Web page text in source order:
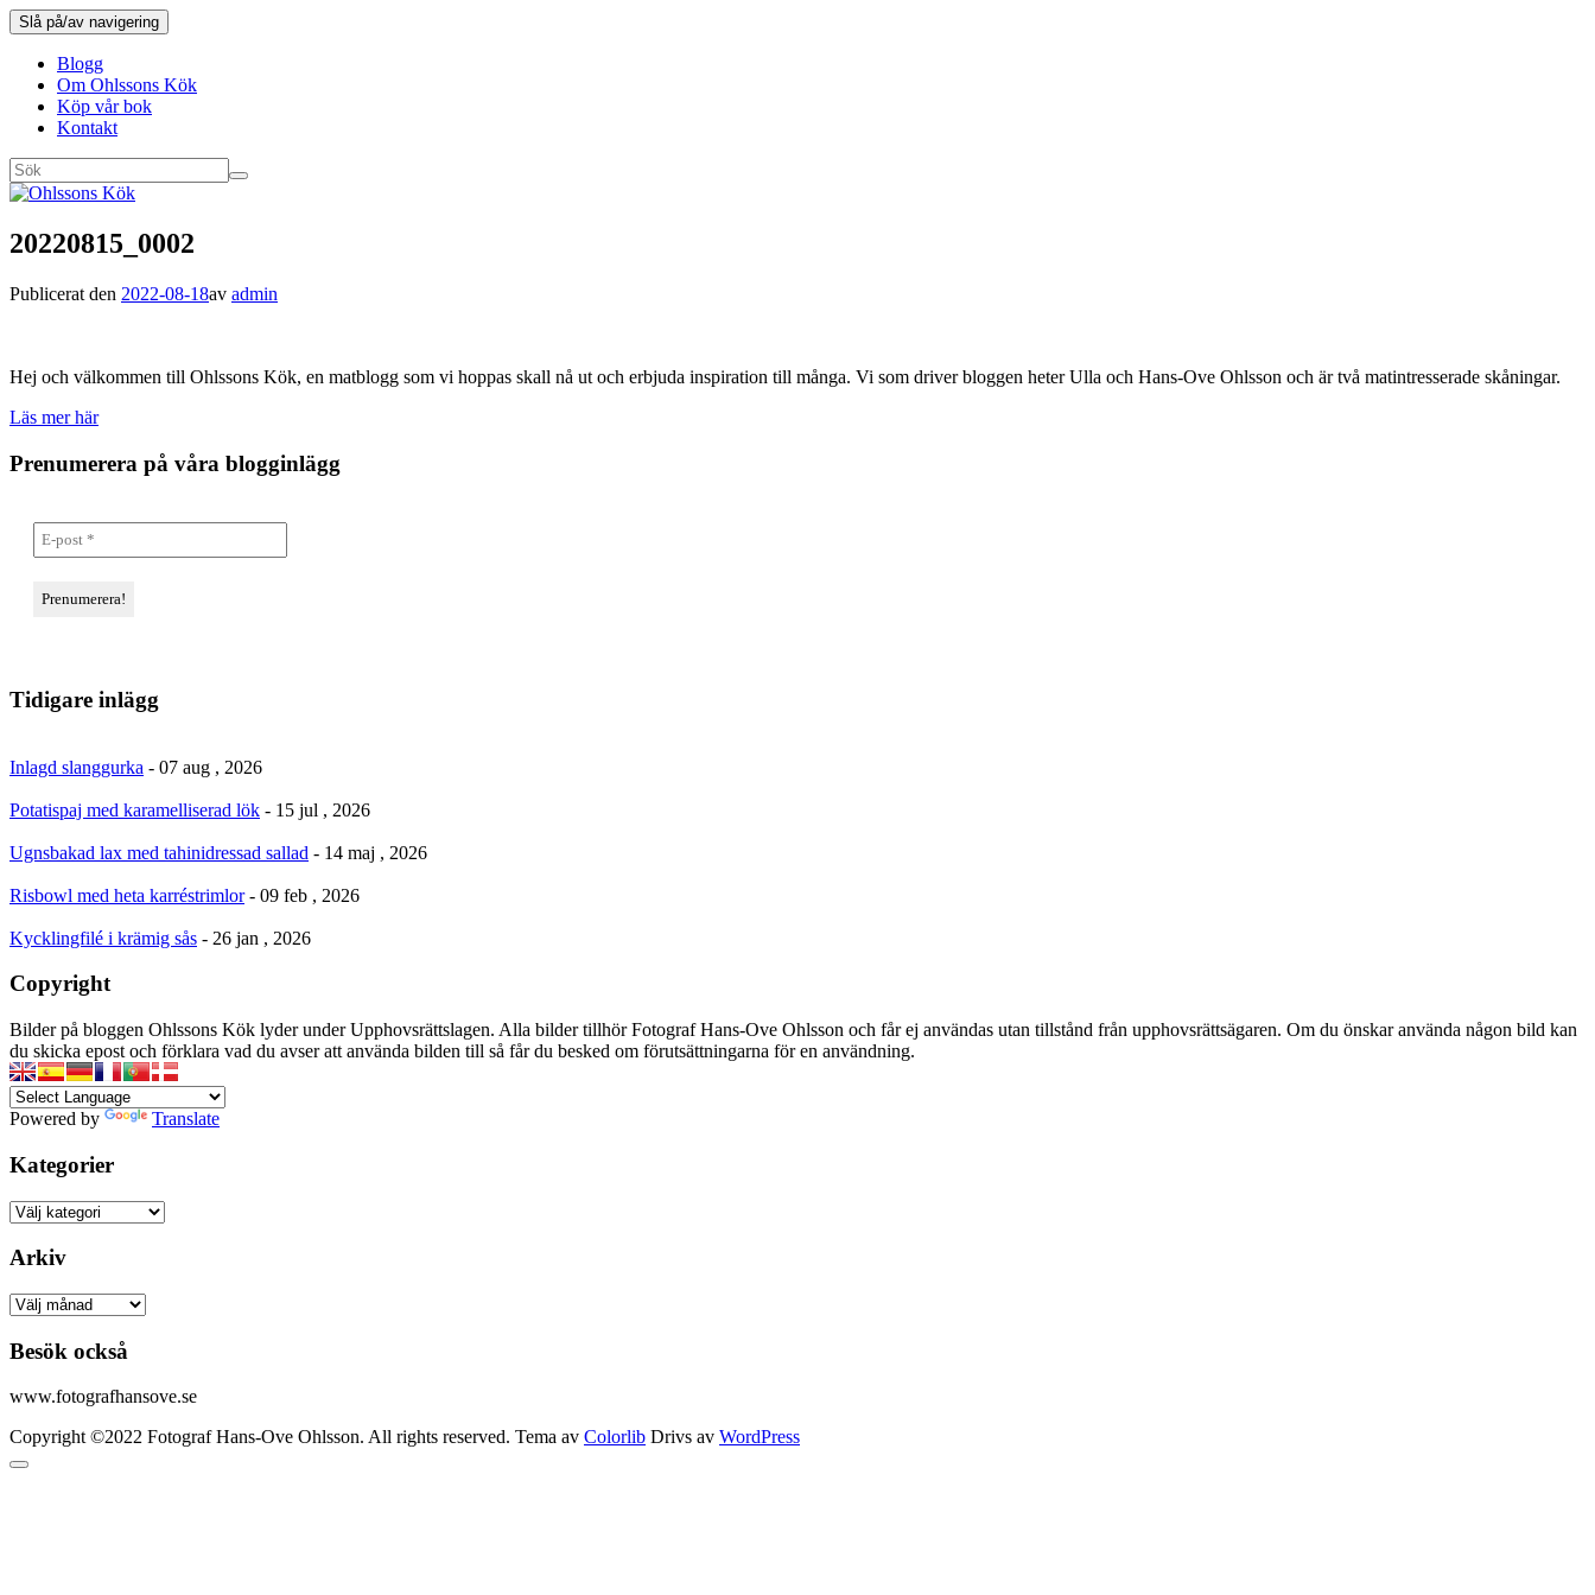
Slå på/av navigering
Blogg
Om Ohlssons Kök
Köp vår bok
Kontakt
20220815_0002
Publicerat den 2022-08-18av admin
Hej och välkommen till Ohlssons Kök, en matblogg som vi hoppas skall nå ut och erbjuda inspiration till många. Vi som driver bloggen heter Ulla och Hans-Ove Ohlsson och är två matintresserade skåningar.
Läs mer här
Prenumerera på våra blogginlägg
Tidigare inlägg
Inlagd slanggurka - 07 aug , 2026
Potatispaj med karamelliserad lök - 15 jul , 2026
Ugnsbakad lax med tahinidressad sallad - 14 maj , 2026
Risbowl med heta karréstrimlor - 09 feb , 2026
Kycklingfilé i krämig sås - 26 jan , 2026
Copyright
Bilder på bloggen Ohlssons Kök lyder under Upphovsrättslagen. Alla bilder tillhör Fotograf Hans-Ove Ohlsson och får ej användas utan tillstånd från upphovsrättsägaren. Om du önskar använda någon bild kan
du skicka epost och förklara vad du avser att använda bilden till så får du besked om förutsättningarna för en användning.
Powered by Translate
Kategorier
Kategorier
Arkiv
Arkiv
Besök också
www.fotografhansove.se
Copyright ©2022 Fotograf Hans-Ove Ohlsson. All rights reserved. Tema av Colorlib Drivs av WordPress